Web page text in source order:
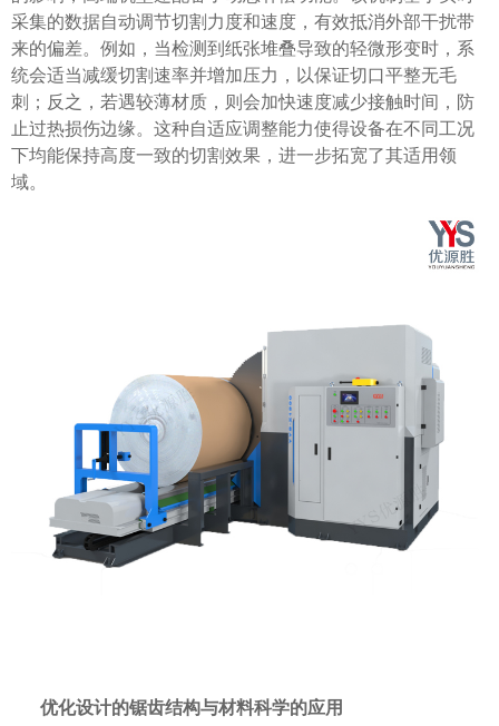
采集的数据自动调节切割力度和速度，有效抵消外部干扰带
来的偏差。例如，当检测到纸张堆叠导致的轻微形变时，系
统会适当减缓切割速率并增加压力，以保证切口平整无毛
刺；反之，若遇较薄材质，则会加快速度减少接触时间，防
止过热损伤边缘。这种自适应调整能力使得设备在不同工况
下均能保持高度一致的切割效果，进一步拓宽了其适用领
域。
优化设计的锯齿结构与材料科学的应用